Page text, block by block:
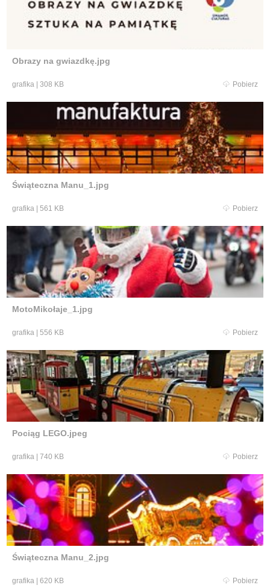
Obrazy na gwiazdkę.jpg
grafika 308 KB Pobierz
Świąteczna Manu_1.jpg
grafika 561 KB Pobierz
MotoMikołaje_1.jpg
grafika 556 KB Pobierz
Pociąg LEGO.jpeg
grafika 740 KB Pobierz
Świąteczna Manu_2.jpg
grafika 620 KB Pobierz